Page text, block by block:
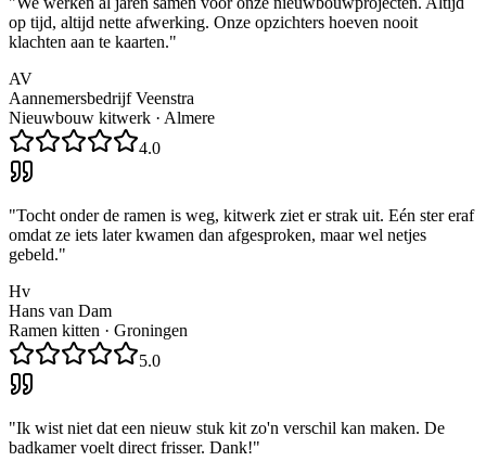
op tijd, altijd nette afwerking. Onze opzichters hoeven nooit
klachten aan te kaarten."
AV
Aannemersbedrijf Veenstra
Nieuwbouw kitwerk · Almere
4.0
"Tocht onder de ramen is weg, kitwerk ziet er strak uit. Eén ster eraf
omdat ze iets later kwamen dan afgesproken, maar wel netjes
gebeld."
Hv
Hans van Dam
Ramen kitten · Groningen
5.0
"Ik wist niet dat een nieuw stuk kit zo'n verschil kan maken. De
badkamer voelt direct frisser. Dank!"